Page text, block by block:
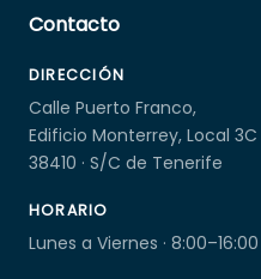
Contacto
DIRECCIÓN
Calle Puerto Franco,
Edificio Monterrey, Local 3C
38410 · S/C de Tenerife
HORARIO
Lunes a Viernes · 8:00–16:00